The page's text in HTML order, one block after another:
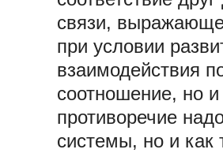
связи,
при условии
взаимодействия
соотношение, но
противоречие
системы, но и как